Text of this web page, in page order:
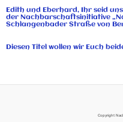
Edith und Eberhard, Ihr seid
der Nachbarschaftsinitiative
Schlangenbader Straße von
Diesen Titel wollen wir Euch
Copyright